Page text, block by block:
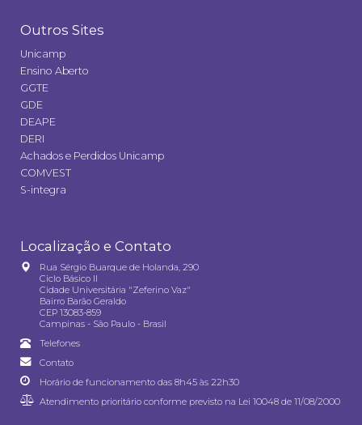
Outros Sites
Unicamp
Ensino Aberto
GGTE
GDE
DEAPE
DERI
Achados e Perdidos Unicamp
COMVEST
S-integra
Localização e Contato
Rua Sérgio Buarque de Holanda, 290
Ciclo Básico II
Cidade Universitária "Zeferino Vaz"
Bairro Barão Geraldo
CEP 13083-859
Campinas - São Paulo - Brasil
Telefones
Contato
Horário de funcionamento das 8h45 às 22h30
Atendimento prioritário conforme previsto na Lei 10048 de 11/08/2000